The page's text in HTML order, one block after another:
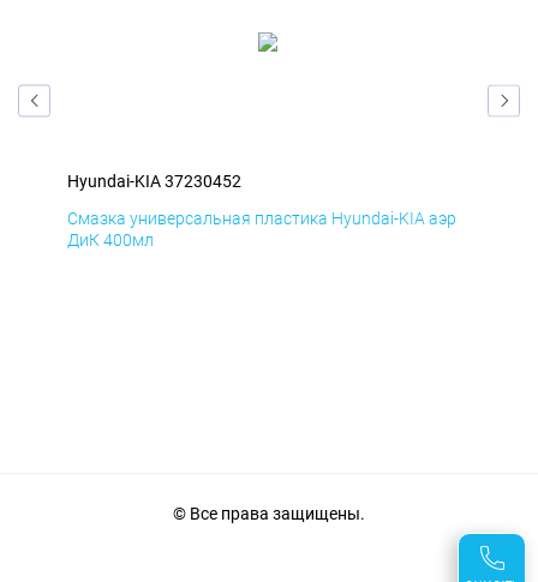
Hyundai-KIA 37230452
Смазка универсальная пластика Hyundai-KIA аэр
ДиК 400мл
© Все права защищены.